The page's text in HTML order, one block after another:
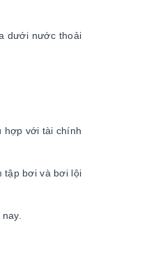
dưới nước thoải
hợp với tài chính
tập bơi và bơi lội